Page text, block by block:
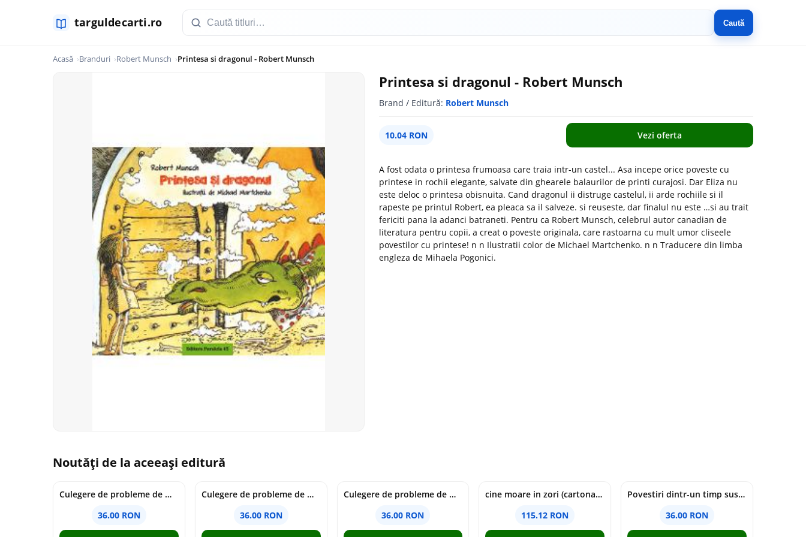
Caută
Acasă Branduri Robert Munsch Printesa si dragonul - Robert Munsch
Printesa si dragonul - Robert Munsch
Brand / Editură: Robert Munsch
10.04 RON Vezi oferta
A fost odata o printesa frumoasa care traia intr-un castel... Asa incepe orice poveste cu
printese in rochii elegante, salvate din ghearele balaurilor de printi curajosi. Dar Eliza nu
este deloc o printesa obisnuita. Cand dragonul ii distruge castelul, ii arde rochiile si il
rapeste pe printul Robert, ea pleaca sa il salveze. si reuseste, dar finalul nu este …si au trait
fericiti pana la adanci batraneti. Pentru ca Robert Munsch, celebrul autor canadian de
literatura pentru copii, a creat o poveste originala, care rastoarna cu mult umor cliseele
povestilor cu printese! n n Ilustratii color de Michael Martchenko. n n Traducere din limba
engleza de Mihaela Pogonici.
Noutăți de la aceeași editură
Culegere de probleme de matematica - Clasa 7 - Ioana Monalisa Manea
36.00 RON
Culegere de probleme de matematica - Clasa 6 - Ioana Monalisa Manea, Cristina Neagoe
36.00 RON
Culegere de probleme de matematica - Clasa 5 - Ioana Monalisa Manea, Cristina Neagoe
36.00 RON
cine moare in zori (cartonata) - holly jackson
115.12 RON
Povestiri dintr-un timp suspendat - Simona Mihutiu
36.00 RON